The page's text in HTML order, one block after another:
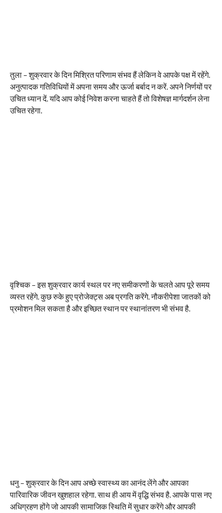
तुला – शुक्रवार के दिन मिश्रित परिणाम संभव हैं लेकिन वे आपके पक्ष में रहेंगे.
अनुत्पादक गतिविधियों में अपना समय और ऊर्जा बर्बाद न करें. अपने निर्णयों पर
उचित ध्यान दें. यदि आप कोई निवेश करना चाहते हैं तो विशेषज्ञ मार्गदर्शन लेना
उचित रहेगा.
वृश्चिक – इस शुक्रवार कार्य स्थल पर नए समीकरणों के चलते आप पूरे समय
व्यस्त रहेंगे. कुछ रुके हुए प्रोजेक्ट्स अब प्रगति करेंगे. नौकरीपेशा जातकों को
प्रमोशन मिल सकता है और इच्छित स्थान पर स्थानांतरण भी संभव है.
धनु – शुक्रवार के दिन आप अच्छे स्वास्थ्य का आनंद लेंगे और आपका
पारिवारिक जीवन खुशहाल रहेगा. साथ ही आय में वृद्धि संभव है. आपके पास नए
अधिग्रहण होंगे जो आपकी सामाजिक स्थिति में सुधार करेंगे और आपकी